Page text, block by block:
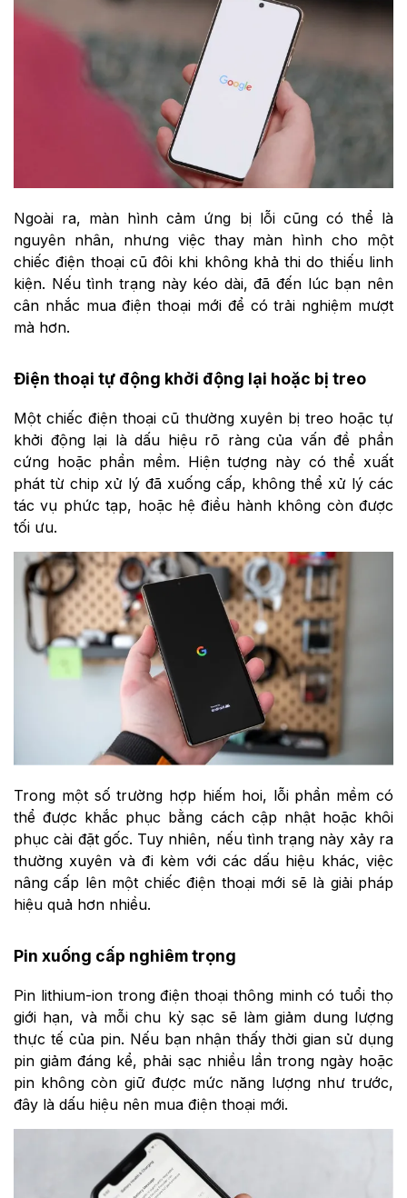
Ngoài ra, màn hình cảm ứng bị lỗi cũng có thể là
nguyên nhân, nhưng việc thay màn hình cho một
chiếc điện thoại cũ đôi khi không khả thi do thiếu linh
kiện. Nếu tình trạng này kéo dài, đã đến lúc bạn nên
cân nhắc mua điện thoại mới để có trải nghiệm mượt
mà hơn.
Điện thoại tự động khởi động lại hoặc bị treo
Một chiếc điện thoại cũ thường xuyên bị treo hoặc tự
khởi động lại là dấu hiệu rõ ràng của vấn đề phần
cứng hoặc phần mềm. Hiện tượng này có thể xuất
phát từ chip xử lý đã xuống cấp, không thể xử lý các
tác vụ phức tạp, hoặc hệ điều hành không còn được
tối ưu.
Trong một số trường hợp hiếm hoi, lỗi phần mềm có
thể được khắc phục bằng cách cập nhật hoặc khôi
phục cài đặt gốc. Tuy nhiên, nếu tình trạng này xảy ra
thường xuyên và đi kèm với các dấu hiệu khác, việc
nâng cấp lên một chiếc điện thoại mới sẽ là giải pháp
hiệu quả hơn nhiều.
Pin xuống cấp nghiêm trọng
Pin lithium-ion trong điện thoại thông minh có tuổi thọ
giới hạn, và mỗi chu kỳ sạc sẽ làm giảm dung lượng
thực tế của pin. Nếu bạn nhận thấy thời gian sử dụng
pin giảm đáng kể, phải sạc nhiều lần trong ngày hoặc
pin không còn giữ được mức năng lượng như trước,
đây là dấu hiệu nên mua điện thoại mới.